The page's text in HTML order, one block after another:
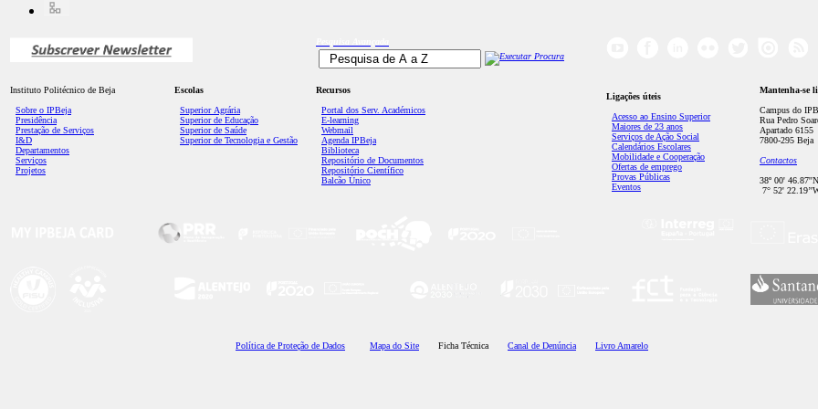
Instituto Politécnico de Beja
Sobre o IPBeja
Presidência
Prestação de Serviços
I&D
Departamentos
Serviços
Projetos
Escolas
Superior Agrária
Superior de Educação
Superior de Saúde
Superior de Tecnologia e Gestão
Recursos
Portal dos Serv. Académicos
E-learning
Webmail
Agenda IPBeja
Biblioteca
Repositório de Documentos
Repositório Científico
Balcão Único
Ligações úteis
Acesso ao Ensino Superior
Maiores de 23 anos
Serviços de Ação Social
Calendários Escolares
Mobilidade e Cooperação
Ofertas de emprego
Provas Públicas
Eventos
Mantenha-se
Campus do
Rua Pedro
Apartado 6155
7800-295 Beja
Contactos
38º 00' 46.87''N
7° 52'
Política de Proteção de Dados Mapa do Site Ficha Técnica Canal de Denúncia Livro Amarelo